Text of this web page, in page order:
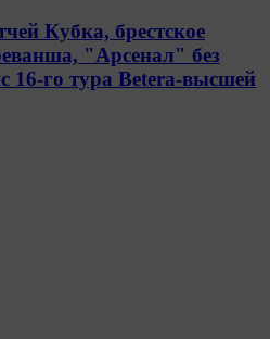
Кубка, брестское
"Арсенал" без
го тура Betera-высшей